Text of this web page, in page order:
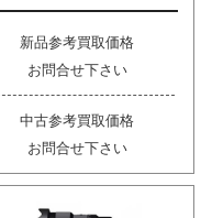
新品参考買取価格
お問合せ下さい
中古参考買取価格
お問合せ下さい